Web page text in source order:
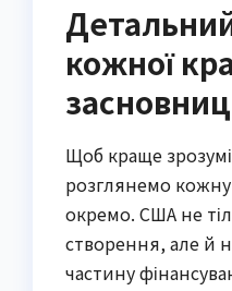
кожної
Щоб краще
розглянемо
окремо. США не
створення, але й
частину